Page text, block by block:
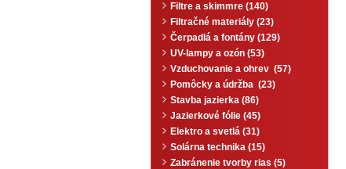
Filtre a skimmre (140)
Filtračné materiály (23)
Čerpadlá a fontány (129)
UV-lampy a ozón (53)
Vzduchovanie a ohrev (57)
Pomôcky a údržba (23)
Stavba jazierka (86)
Jazierkové fólie (45)
Elektro a svetlá (31)
Solárna technika (15)
Zabránenie tvorby rias (5)